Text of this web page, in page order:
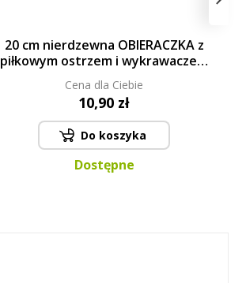
20 cm nierdzewna OBIERACZKA z
piłkowym ostrzem i wykrawaczem
na końcu
Cena dla Ciebie
10,90 zł
Do koszyka
Dostępne